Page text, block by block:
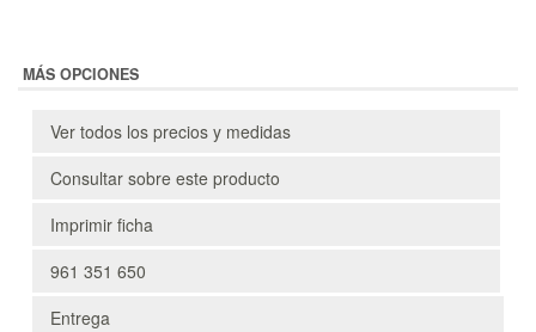
MÁS OPCIONES
Ver todos los precios y medidas
Consultar sobre este producto
Imprimir ficha
961 351 650
Entrega